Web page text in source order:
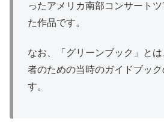
ったアメリカ南部コンサート
た作品です。
なお、「グリーンブック」と
者のための当時のガイドブッ
す。